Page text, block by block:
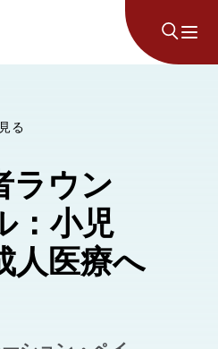
る
ラウン
：小児
人医療へ